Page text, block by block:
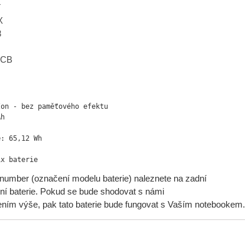
- bez paměťového efektu
65,12 Wh
baterie
(označení modelu baterie) naleznete na zadní
baterie. Pokud se bude shodovat s námi
výše, pak tato baterie bude fungovat s Vaším notebookem.